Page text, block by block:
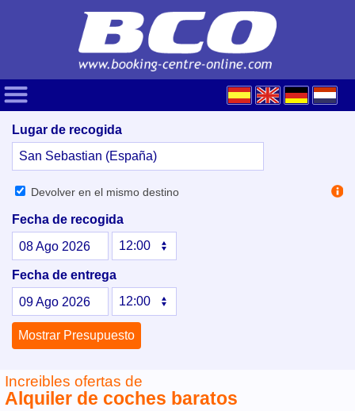
Lugar de recogida
Devolver en el mismo destino
Fecha de recogida
08Ago2026
Fecha de entrega
09Ago2026
Increibles ofertas de
Alquiler de coches baratos